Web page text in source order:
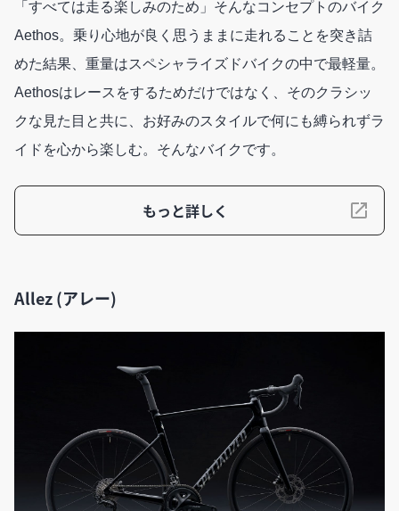
「すべては走る楽しみのため」そんなコンセプトのバイク
Aethos。乗り心地が良く思うままに走れることを突き詰
めた結果、重量はスペシャライズドバイクの中で最軽量。
Aethosはレースをするためだけではなく、そのクラシッ
クな見た目と共に、お好みのスタイルで何にも縛られずラ
イドを心から楽しむ。そんなバイクです。
もっと詳しく
Allez (アレー)